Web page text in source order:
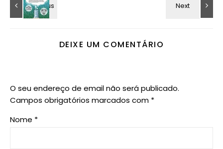
DEIXE UM COMENTÁRIO
O seu endereço de email não será publicado.
Campos obrigatórios marcados com *
Nome *